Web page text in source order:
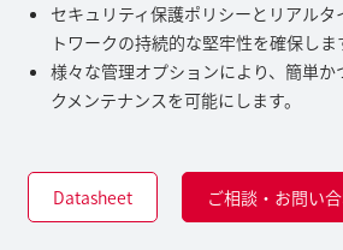
セキュリティ保護ポリシーとリアルタ
トワークの持続的な堅牢性を確保しま
様々な管理オプションにより、簡単
クメンテナンスを可能にします。
Datasheet ご相談・お問い